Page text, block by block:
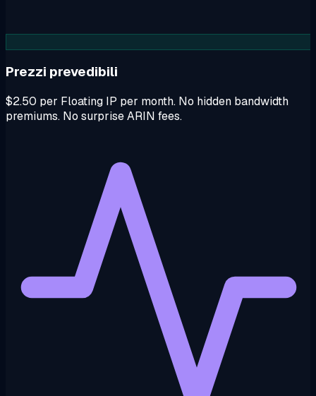
Prezzi prevedibili
$2.50 per Floating IP per month. No hidden bandwidth
premiums. No surprise ARIN fees.